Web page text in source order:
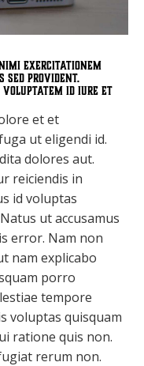
exercitationem
sed provident.
Voluptatem id iure et
et et
ut eligendi id.
dolores aut.
reiciendis in
id voluptas
ut accusamus
error. Nam non
nam explicabo
porro
tempore
voluptas quisquam
ratione quis non.
rerum non.